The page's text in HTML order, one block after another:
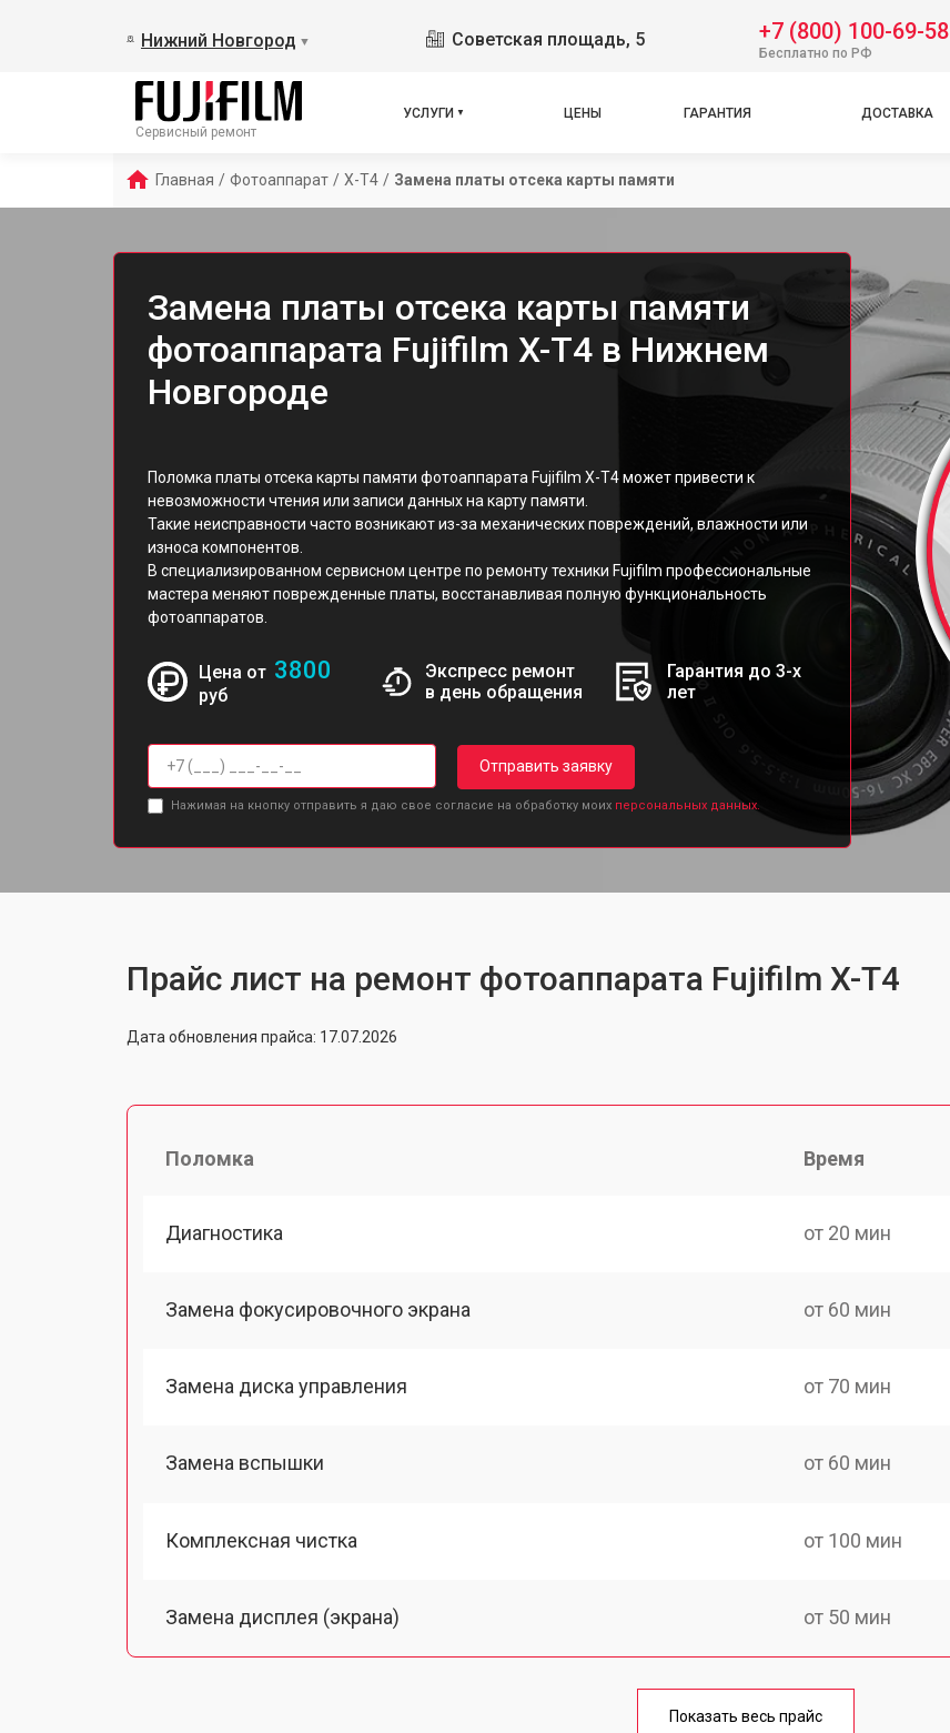
Нижний Новгород ▼ Советская площадь, 5 +7 (800) 100-69-58
Бесплатно по РФ
Сервисный ремонт
УСЛУГИ ЦЕНЫ ГАРАНТИЯ ДОСТАВКА
Главная / Фотоаппарат / X-T4 / Замена платы отсека карты памяти
Замена платы отсека карты памяти
фотоаппарата Fujifilm X-T4 в Нижнем
Новгороде
Поломка платы отсека карты памяти фотоаппарата Fujifilm X-T4 может привести к
невозможности чтения или записи данных на карту памяти.
Такие неисправности часто возникают из-за механических повреждений, влажности или
износа компонентов.
В специализированном сервисном центре по ремонту техники Fujifilm профессиональные
мастера меняют поврежденные платы, восстанавливая полную функциональность
фотоаппаратов.
Цена от 3800
руб
Экспресс ремонт
в день обращения
Гарантия до 3-х
лет
Отправить заявку
Нажимая на кнопку отправить я даю свое согласие на обработку моих персональных данных.
Прайс лист на ремонт фотоаппарата Fujifilm X-T4
Дата обновления прайса: 17.07.2026
Поломка Время
Диагностика от 20 мин
Замена фокусировочного экрана от 60 мин
Замена диска управления от 70 мин
Замена вспышки от 60 мин
Комплексная чистка от 100 мин
Замена дисплея (экрана) от 50 мин
от 80 мин
Показать весь прайс